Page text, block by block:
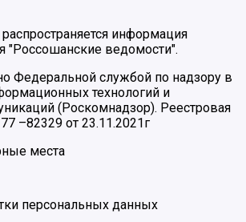
информация
"Россошанские ведомости".
Федеральной службой по надзору в
технологий и
(Роскомнадзор). Реестровая
–82329 от 23.11.2021г
места
персональных данных